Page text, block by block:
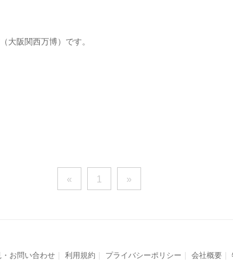
大阪関西万博）です。
« 1 »
・お問い合わせ 利用規約 プライバシーポリシー 会社概要